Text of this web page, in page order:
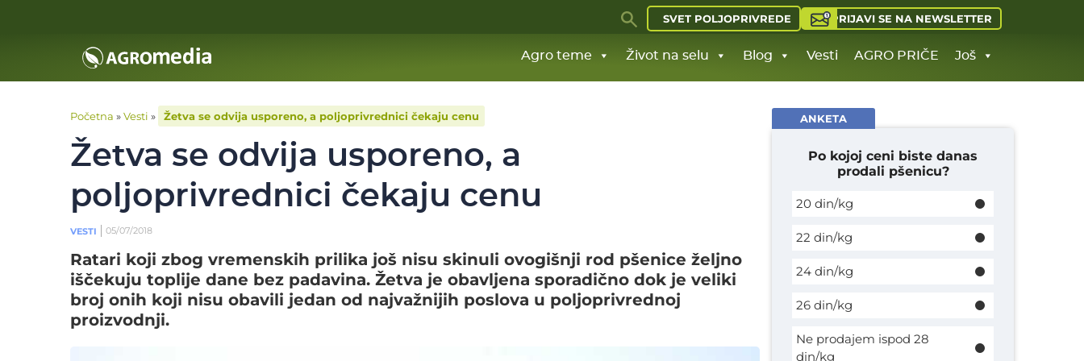
SVET POLJOPRIVREDE PRIJAVI SE NA NEWSLETTER
Agro teme Život na selu Blog Vesti AGRO PRIČE Još
Početna »Vesti » Žetva se odvija usporeno, a poljoprivrednici čekaju cenu
Žetva se odvija usporeno, a
poljoprivrednici čekaju cenu
VESTI 05/07/2018
Ratari koji zbog vremenskih prilika još nisu skinuli ovogišnji rod pšenice željno
iščekuju toplije dane bez padavina. Žetva je obavljena sporadično dok je veliki
broj onih koji nisu obavili jedan od najvažnijih poslova u poljoprivrednoj
proizvodnji.
ANKETA
Po kojoj ceni biste danas
prodali pšenicu?
20 din/kg
22 din/kg
24 din/kg
26 din/kg
Ne prodajem ispod 28
din/kg